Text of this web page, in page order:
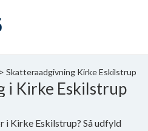
Skatteraadgivning Kirke Eskilstrup
i Kirke Eskilstrup
i Kirke Eskilstrup? Så udfyld